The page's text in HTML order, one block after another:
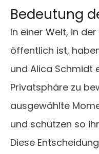
Bedeutung
In einer Welt, in
öffentlich ist,
und Alica Schmidt
Privatsphäre zu
ausgewählte
und schützen so
Diese